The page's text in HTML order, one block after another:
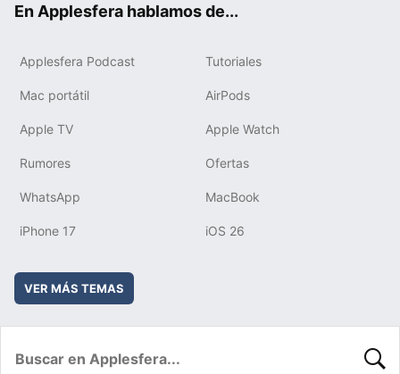
En Applesfera hablamos de...
Applesfera Podcast Tutoriales
Mac portátil AirPods
Apple TV Apple Watch
Rumores Ofertas
WhatsApp MacBook
iPhone 17 iOS 26
VER MÁS TEMAS